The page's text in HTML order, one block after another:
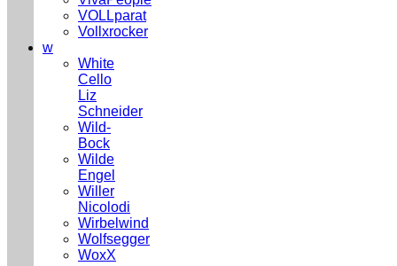
VOLLparat
Vollxrocker
w
White
Cello
Liz
Schneider
Wild-
Bock
Wilde
Engel
Willer
Nicolodi
Wirbelwind
Wolfsegger
WoxX